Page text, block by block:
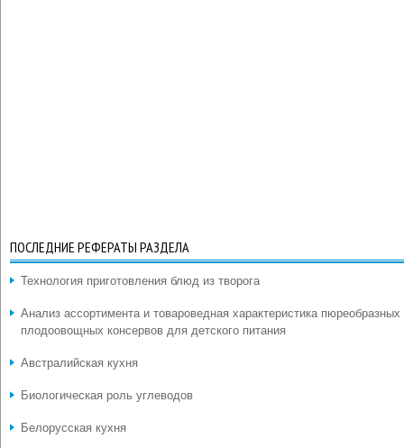
ПОСЛЕДНИЕ РЕФЕРАТЫ РАЗДЕЛА
Технология приготовления блюд из творога
Анализ ассортимента и товароведная характеристика пюреобразных
плодоовощных консервов для детского питания
Австралийская кухня
Биологическая роль углеводов
Белорусская кухня